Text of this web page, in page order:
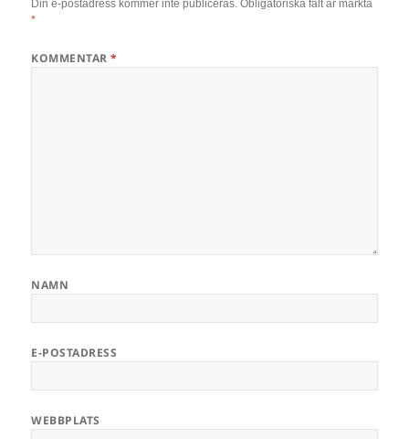
Din e-postadress kommer inte publiceras. Obligatoriska fält är märkta
*
KOMMENTAR*
NAMN
E-POSTADRESS
WEBBPLATS